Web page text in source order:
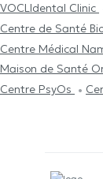
VOCLIdental Clinic
Centre de Santé
Centre Médical
Maison de Santé
Centre PsyOs